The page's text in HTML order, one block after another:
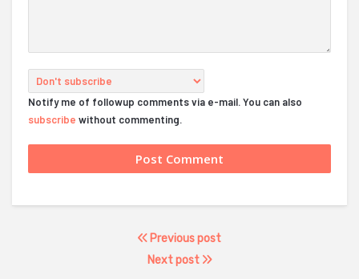
Notify me of followup comments via e-mail. You can also
subscribe without commenting.
Previous post
Next post